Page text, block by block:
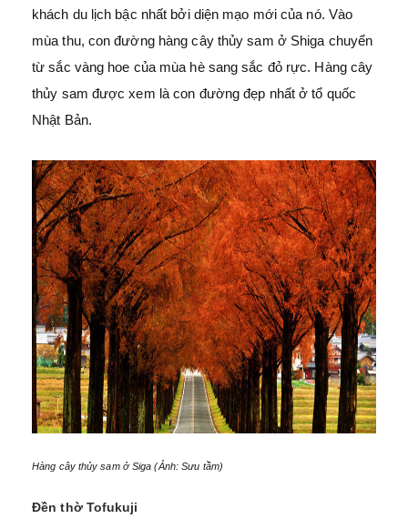
khách du lịch bậc nhất bởi diện mạo mới của nó. Vào
mùa thu, con đường hàng cây thủy sam ở Shiga chuyển
từ sắc vàng hoe của mùa hè sang sắc đỏ rực. Hàng cây
thủy sam được xem là con đường đẹp nhất ở tổ quốc
Nhật Bản.
Hàng cây thủy sam ở Siga (Ảnh: Sưu tầm)
Đền thờ Tofukuji